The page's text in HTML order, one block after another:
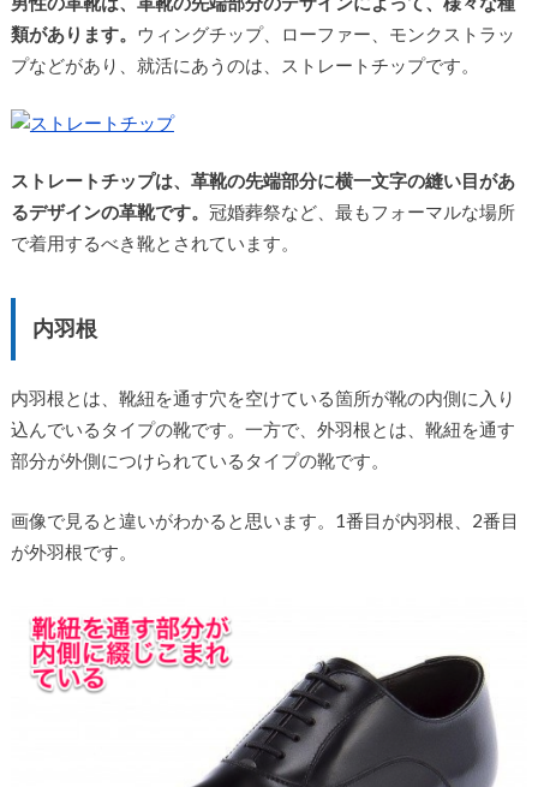
類があります。 ウィングチップ、ローファー、モンクストラッ
プなどがあり、就活にあうのは、ストレートチップです。
ストレートチップは、革靴の先端部分に横一文字の縫い目があ
るデザインの革靴です。 冠婚葬祭など、最もフォーマルな場所
で着用するべき靴とされています。
内羽根
内羽根とは、靴紐を通す穴を空けている箇所が靴の内側に入り
込んでいるタイプの靴です。一方で、外羽根とは、靴紐を通す
部分が外側につけられているタイプの靴です。
画像で見ると違いがわかると思います。1番目が内羽根、2番目
が外羽根です。